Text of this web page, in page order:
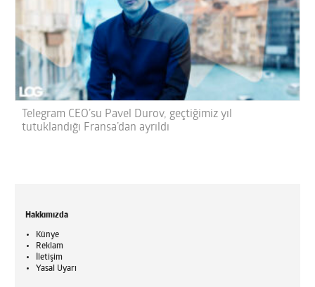
Telegram CEO’su Pavel Durov, geçtiğimiz yıl
tutuklandığı Fransa’dan ayrıldı
Hakkımızda
Künye
Reklam
İletişim
Yasal Uyarı